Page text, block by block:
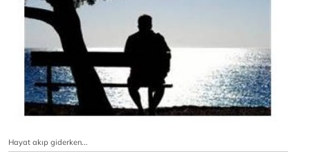
Hayat akıp giderken...